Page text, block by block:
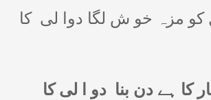
مزہ خو ش لگا دوا لی کا
کا ہے دن بنا دو ا لی کا